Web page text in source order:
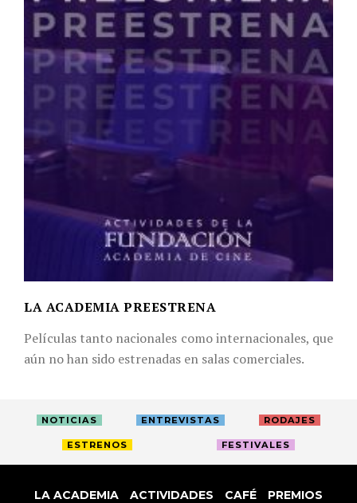
LA ACADEMIA PREESTRENA
Películas tanto nacionales como internacionales, que
aún no han sido estrenadas en salas comerciales.
NOTICIAS ENTREVISTAS RODAJES
ESTRENOS FESTIVALES
LA ACADEMIA ACTIVIDADES CAFÉ
PREMIOS